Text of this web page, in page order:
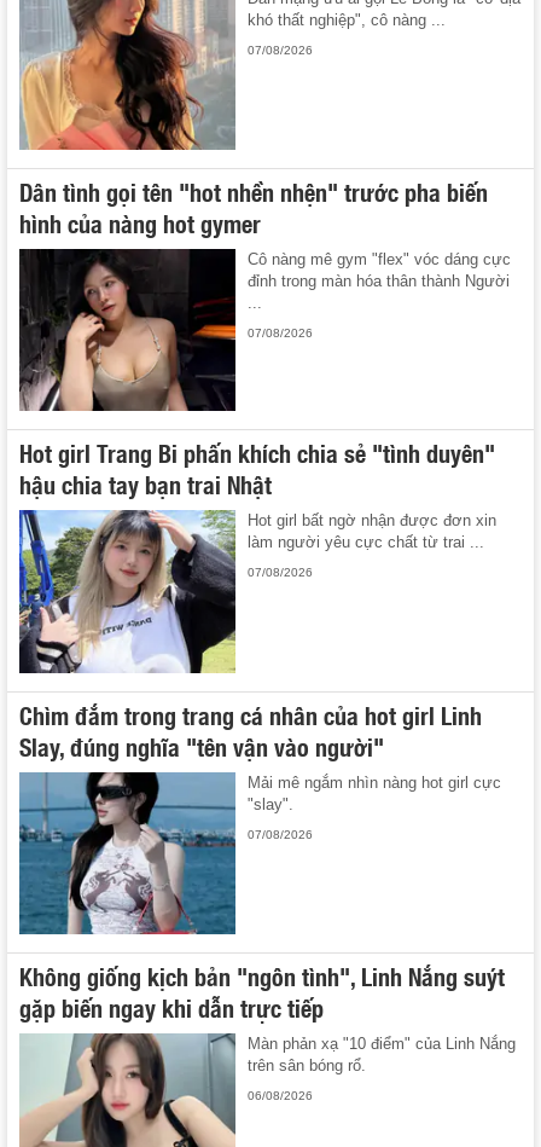
khó thất nghiệp", cô nàng ...
07/08/2026
Dân tình gọi tên "hot nhền nhện" trước pha biến
hình của nàng hot gymer
Cô nàng mê gym "flex" vóc dáng cực
đỉnh trong màn hóa thân thành Người
...
07/08/2026
Hot girl Trang Bi phấn khích chia sẻ "tình duyên"
hậu chia tay bạn trai Nhật
Hot girl bất ngờ nhận được đơn xin
làm người yêu cực chất từ trai ...
07/08/2026
Chìm đắm trong trang cá nhân của hot girl Linh
Slay, đúng nghĩa "tên vận vào người"
Mải mê ngắm nhìn nàng hot girl cực
"slay".
07/08/2026
Không giống kịch bản "ngôn tình", Linh Nắng suýt
gặp biến ngay khi dẫn trực tiếp
Màn phản xạ "10 điểm" của Linh Nắng
trên sân bóng rổ.
06/08/2026